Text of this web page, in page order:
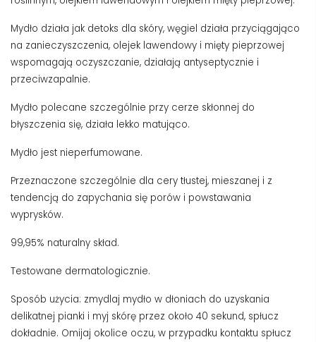
Mydło działa jak detoks dla skóry, węgiel działa przyciągająco
na zanieczyszczenia, olejek lawendowy i mięty pieprzowej
wspomagają oczyszczanie, działają antyseptycznie i
przeciwzapalnie.
Mydło polecane szczególnie przy cerze skłonnej do
błyszczenia się, działa lekko matująco.
Mydło jest nieperfumowane.
Przeznaczone szczególnie dla cery tłustej, mieszanej i z
tendencją do zapychania się porów i powstawania
wyprysków.
99,95% naturalny skład.
Testowane dermatologicznie.
Sposób użycia: zmydlaj mydło w dłoniach do uzyskania
delikatnej pianki i myj skórę przez około 40 sekund, spłucz
dokładnie. Omijaj okolice oczu, w przypadku kontaktu spłucz